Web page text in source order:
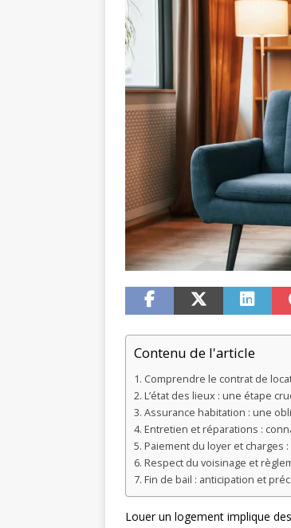
Contenu de l'article
Comprendre le contrat de
L’état des lieux : une étape
Assurance habitation : une
Entretien et réparations :
Paiement du loyer et charges
Respect du voisinage et
Fin de bail : anticipation et
Louer un logement implique